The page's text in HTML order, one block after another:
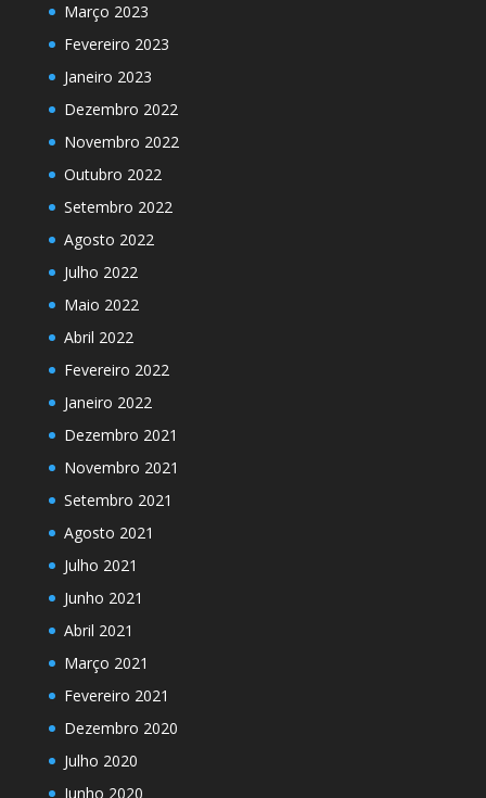
Março 2023
Fevereiro 2023
Janeiro 2023
Dezembro 2022
Novembro 2022
Outubro 2022
Setembro 2022
Agosto 2022
Julho 2022
Maio 2022
Abril 2022
Fevereiro 2022
Janeiro 2022
Dezembro 2021
Novembro 2021
Setembro 2021
Agosto 2021
Julho 2021
Junho 2021
Abril 2021
Março 2021
Fevereiro 2021
Dezembro 2020
Julho 2020
Junho 2020